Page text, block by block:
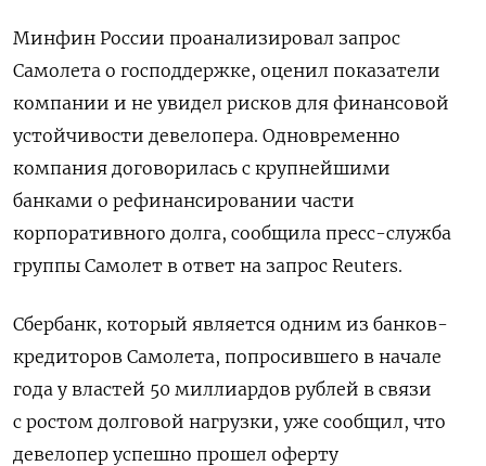
Минфин России проанализировал запрос
Самолета о господдержке, оценил показатели
компании и не увидел рисков для финансовой
устойчивости девелопера. Одновременно
компания ‌договорилась с крупнейшими
банками о рефинансировании части
корпоративного долга, сообщила пресс-служба
группы Самолет в ответ на запрос Reuters.
Сбербанк, который является одним из банков-​
кредиторов Самолета, попросившего в ​начале
года ​у властей 50 миллиардов ⁠рублей в связи
с ростом долговой ‌нагрузки, уже сообщил, что
девелопер успешно ‌прошел оферту